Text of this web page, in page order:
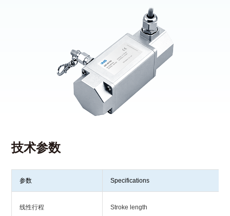
技术参数
参数 Specifications
线性行程 Stroke length